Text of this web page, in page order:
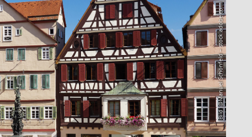
Bild: @Manuel Schönfeld – stock.adobe.com